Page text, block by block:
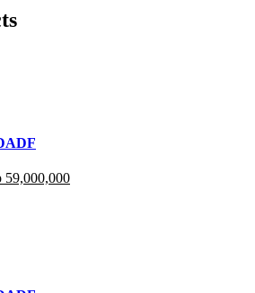
59,000,000Current